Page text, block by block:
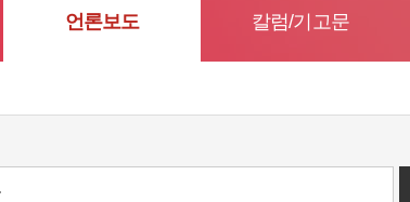
언론보도 칼럼/기고문